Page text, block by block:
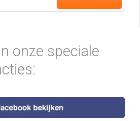
onze speciale